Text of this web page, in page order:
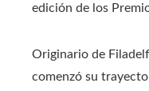
edición de los
Originario de
comenzó su